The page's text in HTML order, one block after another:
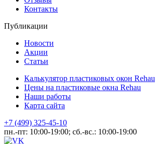
Контакты
Публикации
Новости
Акции
Статьи
Калькулятор пластиковых окон Rehau
Цены на пластиковые окна Rehau
Наши работы
Карта сайта
+7 (499) 325-45-10
пн.-пт: 10:00-19:00; сб.-вс.: 10:00-19:00